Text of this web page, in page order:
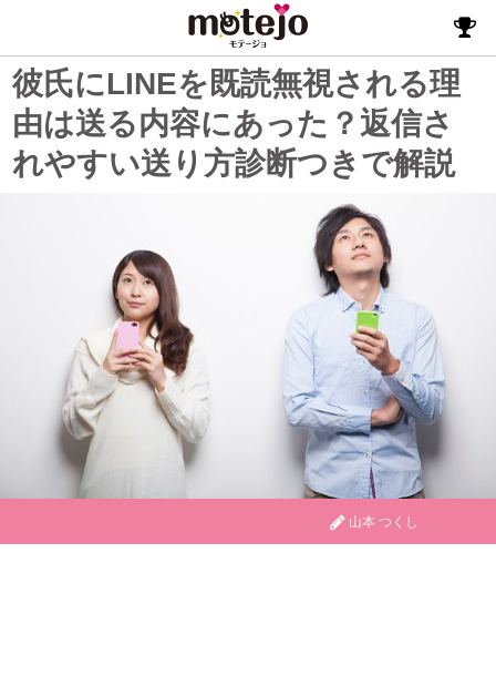
彼氏にLINEを既読無視される理
由は送る内容にあった？返信さ
れやすい送り方診断つきで解説
山本 つくし